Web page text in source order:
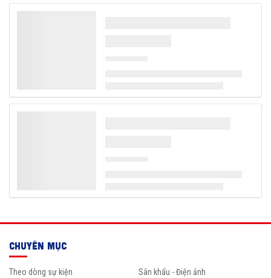
CHUYÊN MỤC
Theo dòng sự kiện
Sân khấu - Điện ảnh